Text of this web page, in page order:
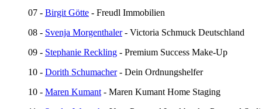
07 - Birgit Götte - Freudl Immobilien
08 - Svenja Morgenthaler- Victoria Schmuck Deutschland
09 - Stephanie Reckling - Premium Success Make-Up
10 - Dorith Schumacher- Dein Ordnungshelfer
10 - Maren Kumant - Maren Kumant Home Staging